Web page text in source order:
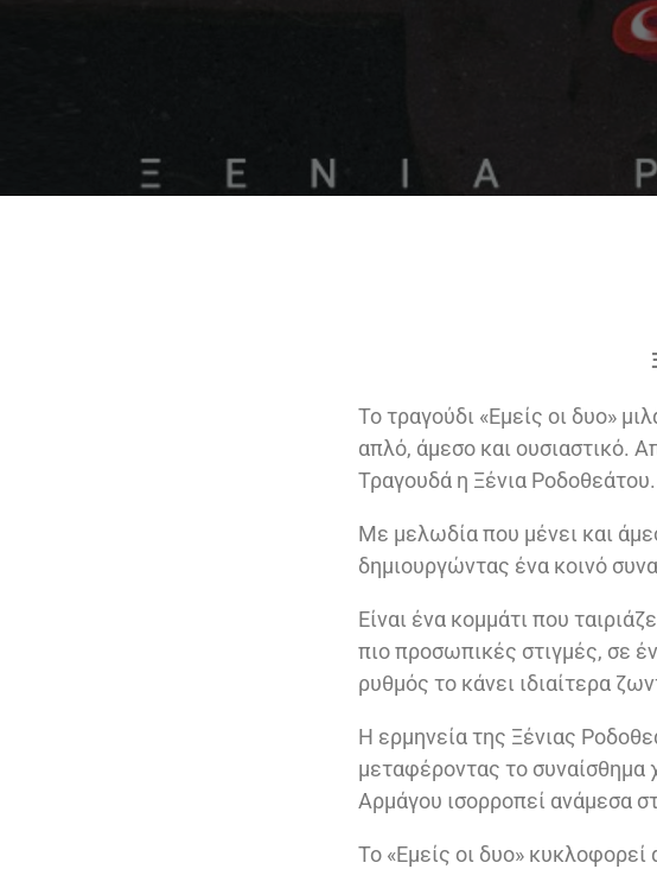
To τραγούδι «Εμείς οι δυο»
απλό, άμεσο και ουσιαστικό.
Τραγουδά η Ξένια
Με μελωδία που μένει και
δημιουργώντας ένα κοινό
Είναι ένα κομμάτι που
πιο προσωπικές στιγμές, σε
ρυθμός το κάνει ιδιαίτερα
Η ερμηνεία της Ξένιας
μεταφέροντας το
Αρμάγου ισορροπεί ανάμεσα
Το «Εμείς οι δυο» κυκλοφορεί